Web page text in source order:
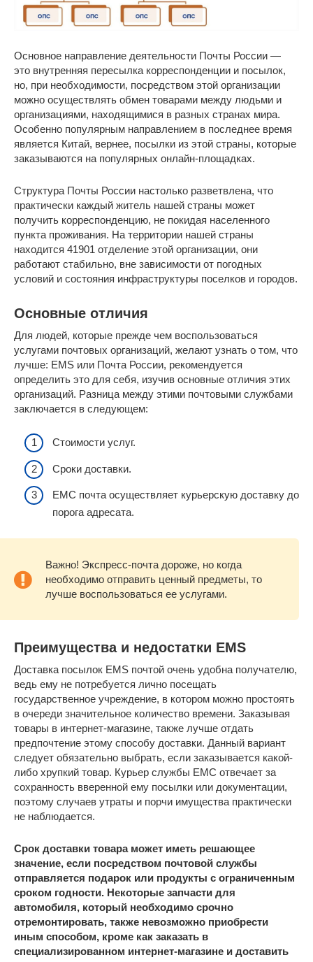
Основное направление деятельности Почты России —
это внутренняя пересылка корреспонденции и посылок,
но, при необходимости, посредством этой организации
можно осуществлять обмен товарами между людьми и
организациями, находящимися в разных странах мира.
Особенно популярным направлением в последнее время
является Китай, вернее, посылки из этой страны, которые
заказываются на популярных онлайн-площадках.
Структура Почты России настолько разветвлена, что
практически каждый житель нашей страны может
получить корреспонденцию, не покидая населенного
пункта проживания. На территории нашей страны
находится 41901 отделение этой организации, они
работают стабильно, вне зависимости от погодных
условий и состояния инфраструктуры поселков и городов.
Основные отличия
Для людей, которые прежде чем воспользоваться
услугами почтовых организаций, желают узнать о том, что
лучше: EMS или Почта России, рекомендуется
определить это для себя, изучив основные отличия этих
организаций. Разница между этими почтовыми службами
заключается в следующем:
Стоимости услуг.
Сроки доставки.
ЕМС почта осуществляет курьерскую доставку до
порога адресата.
Важно! Экспресс-почта дороже, но когда
необходимо отправить ценный предметы, то
лучше воспользоваться ее услугами.
Преимущества и недостатки EMS
Доставка посылок EMS почтой очень удобна получателю,
ведь ему не потребуется лично посещать
государственное учреждение, в котором можно простоять
в очереди значительное количество времени. Заказывая
товары в интернет-магазине, также лучше отдать
предпочтение этому способу доставки. Данный вариант
следует обязательно выбрать, если заказывается какой-
либо хрупкий товар. Курьер службы ЕМС отвечает за
сохранность вверенной ему посылки или документации,
поэтому случаев утраты и порчи имущества практически
не наблюдается.
Срок доставки товара может иметь решающее
значение, если посредством почтовой службы
отправляется подарок или продукты с ограниченным
сроком годности. Некоторые запчасти для
автомобиля, который необходимо срочно
отремонтировать, также невозможно приобрести
иным способом, кроме как заказать в
специализированном интернет-магазине и доставить